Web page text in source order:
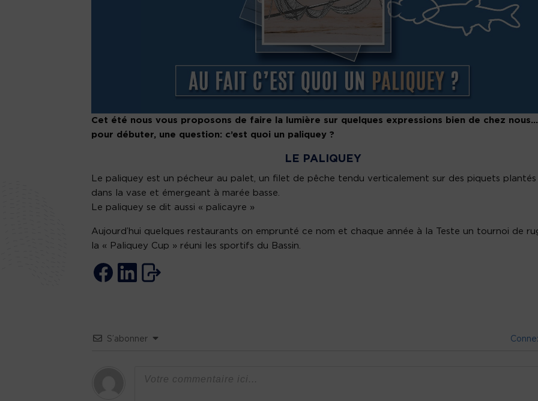
Cet été nous vous proposons de faire la lumière sur quelques expressions bien de chez
pour débuter, une question: c’est quoi un paliquey ?
LE PALIQUEY
Le paliquey est un pécheur au palet, un filet de pêche tendu verticalement sur des piquets plantés
dans la vase et émergeant à marée basse.
Le paliquey se dit aussi « palicayre »
Aujourd’hui quelques restaurants on emprunté ce nom et chaque année à la Teste un tournoi de
la « Paliquey Cup » réuni les sportifs du Bassin.
S’abonner